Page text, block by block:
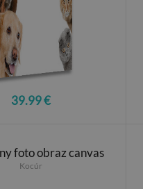
39.99 €
foto obraz canvas
Kocúr